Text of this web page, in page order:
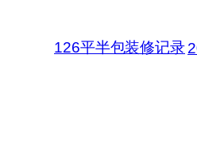
126平半包装修记录